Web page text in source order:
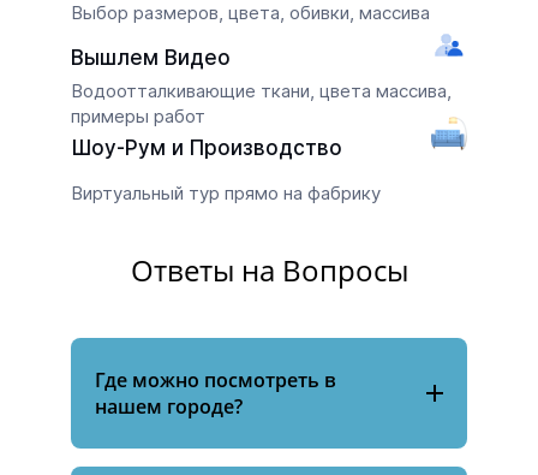
Выбор размеров, цвета, обивки, массива
Вышлем Видео
Водоотталкивающие ткани, цвета массива,
примеры работ
Шоу-Рум и Производство
Виртуальный тур прямо на фабрику
Ответы на Вопросы
Где можно посмотреть в
нашем городе?